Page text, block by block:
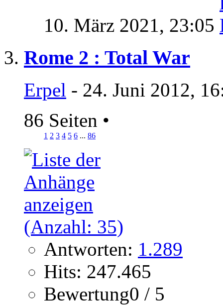
10. März 2021, 23:05
Rome 2 : Total War
Erpel - 24. Juni 2012,
86 Seiten •
1 2 3 4 5 6 ... 86
Antworten: 1.289
Hits: 247.465
Bewertung0 / 5